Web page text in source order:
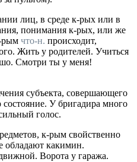
лиц, в среде к-рых или в
понимания к-рых, или же
рым что-н. происходит,
Жить у родителей. Учиться
Смотри ты у меня!
субъекта, совершающего
У бригадира много
голос.
к-рым свойственно
обладают какимин.
Ворота у гаража.